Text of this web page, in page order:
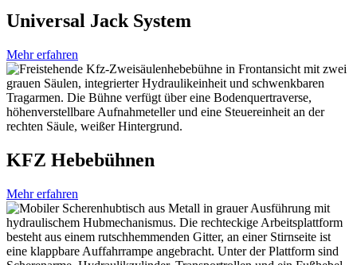
Universal Jack System
Mehr erfahren
KFZ Hebebühnen
Mehr erfahren